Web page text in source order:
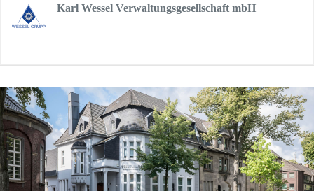
Karl Wessel Verwaltungsgesellschaft mbH